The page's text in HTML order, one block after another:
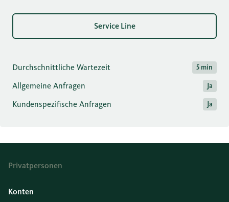
Service Line
Durchschnittliche Wartezeit 5 min
Allgemeine Anfragen Ja
Kundenspezifische Anfragen Ja
Privatpersonen
Konten